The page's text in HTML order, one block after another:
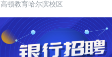
高顿教育哈尔滨校区